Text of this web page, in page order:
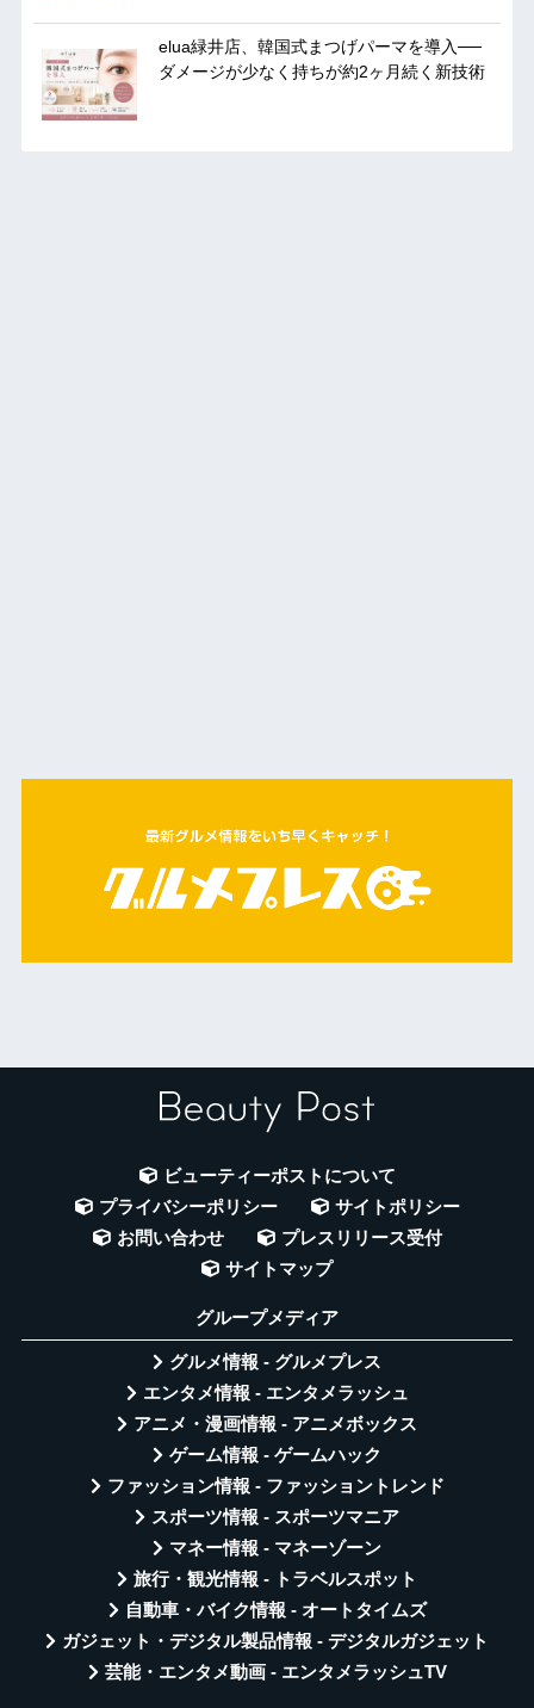
elua緑井店、韓国式まつげパーマを導入──
ダメージが少なく持ちが約2ヶ月続く新技術
ビューティーポストについて
プライバシーポリシー
サイトポリシー
お問い合わせ
プレスリリース受付
サイトマップ
グループメディア
グルメ情報 - グルメプレス
エンタメ情報 - エンタメラッシュ
アニメ・漫画情報 - アニメボックス
ゲーム情報 - ゲームハック
ファッション情報 - ファッショントレンド
スポーツ情報 - スポーツマニア
マネー情報 - マネーゾーン
旅行・観光情報 - トラベルスポット
自動車・バイク情報 - オートタイムズ
ガジェット・デジタル製品情報 - デジタルガジェット
芸能・エンタメ動画 - エンタメラッシュTV